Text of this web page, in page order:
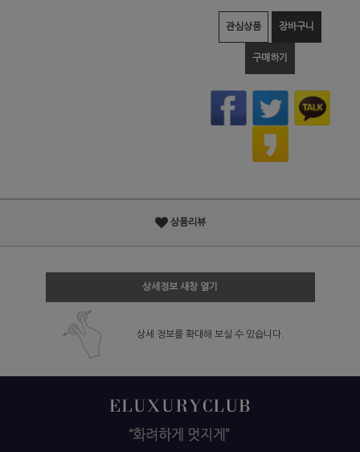
관심상품 장바구니
구매하기
상품리뷰
상세정보 새창 열기
상세 정보를 확대해 보실 수 있습니다.